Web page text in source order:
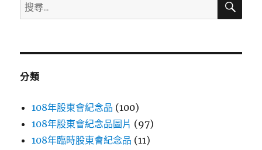
搜
尋
鍵
分類
108年股東會紀念品 (100)
108年股東會紀念品圖片 (97)
108年臨時股東會紀念品 (11)